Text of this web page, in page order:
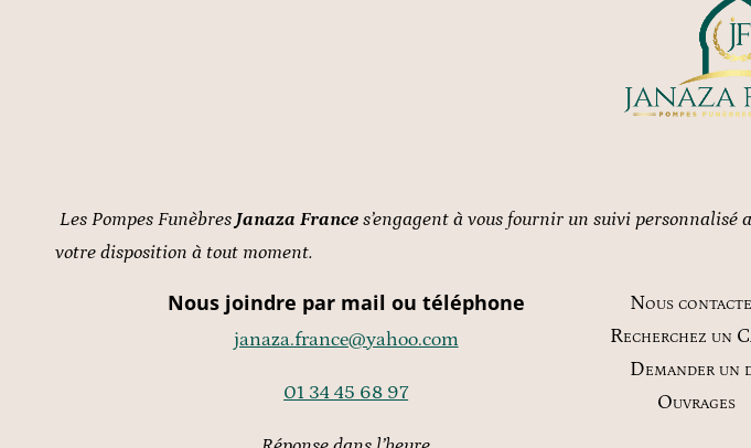
Les Pompes Funèbres Janaza France s’engagent à vous fournir un suivi personnalisé
votre disposition à tout moment.
Nous joindre par mail ou téléphone
janaza.france@yahoo.com
01 34 45 68 97
Nous
Recherchez un
Demander un
Ouvrages